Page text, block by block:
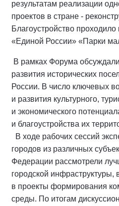
результатам реализации
проектов в стране -
Благоустройство проходило
«Единой России» «Парки
В рамках Форума
развития исторических
России. В число ключевых
и развития культурного,
и экономического
и благоустройства их
В ходе рабочих сессий
городов из различных
Федерации рассмотрели
городской инфраструктуры,
в проекты формирования
среды. По итогам